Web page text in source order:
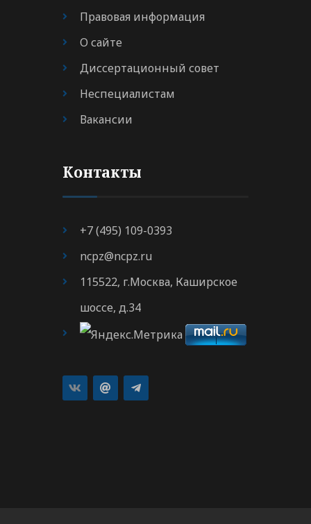
Правовая информация
О сайте
Диссертационный совет
Неспециалистам
Вакансии
Контакты
+7 (495) 109-0393
ncpz@ncpz.ru
115522, г.Москва, Каширское
шоссе, д.34